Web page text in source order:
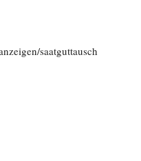
saatguttausch